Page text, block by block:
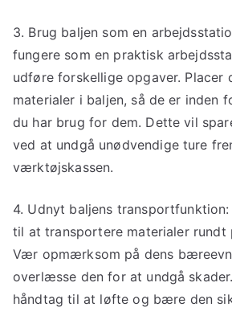
3. Brug baljen som en
fungere som en praktisk
udføre forskellige opgaver.
materialer i baljen, så de er inden
du har brug for dem. Dette vil
ved at undgå unødvendige ture
værktøjskassen.
4. Udnyt baljens transportfunktion:
til at transportere materialer rundt
Vær opmærksom på dens
overlæsse den for at undgå
håndtag til at løfte og bære den